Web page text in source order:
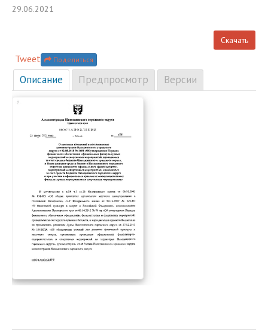
29.06.2021
Скачать
Поделиться
Tweet
Описание Предпросмотр Версии